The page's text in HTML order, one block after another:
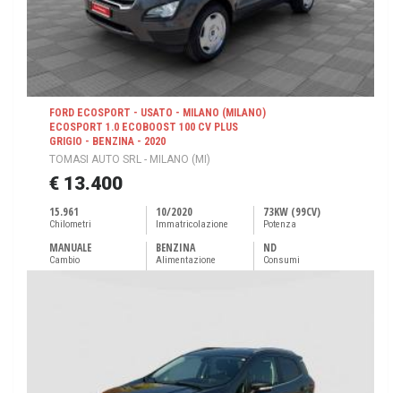
FORD ECOSPORT - USATO - MILANO (MILANO)
ECOSPORT 1.0 ECOBOOST 100 CV PLUS
GRIGIO - BENZINA - 2020
TOMASI AUTO SRL - MILANO (MI)
€ 13.400
15.961
Chilometri
10/2020
Immatricolazione
73KW (99CV)
Potenza
MANUALE
Cambio
BENZINA
Alimentazione
ND
Consumi